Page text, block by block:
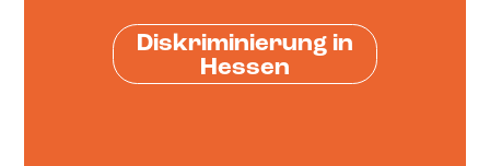
Diskriminierung in
Hessen